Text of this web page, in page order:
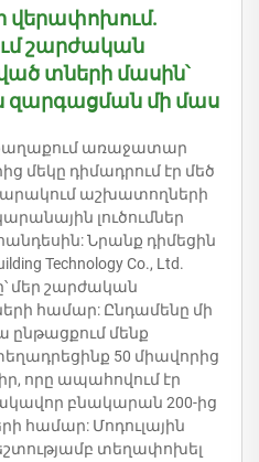
վերափոխում.
շարժական
տների մասին՝
զարգացման մի մաս
առաջատար
մեկը դիմադրում էր մեծ
աշխատողների
լուծումներ
Նրանք դիմեցին
Technology Co., Ltd.
մեր շարժական
համար: Ընդամենը մի
մենք
50 միավորից
որը ապահովում էր
բնակարան 200-ից
համար: Մոդուլային
տեղափոխել